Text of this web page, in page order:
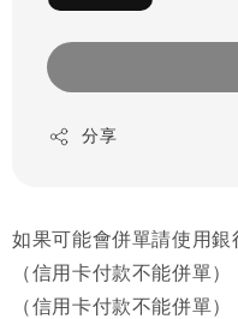
分享
如果可能會併單請使用銀
（信用卡付款不能併單）
（信用卡付款不能併單）